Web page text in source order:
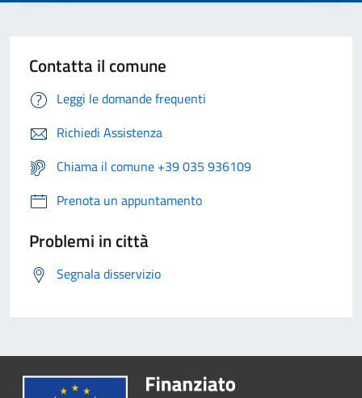
Contatta il comune
Leggi le domande frequenti
Richiedi Assistenza
Chiama il comune +39 035 936109
Prenota un appuntamento
Problemi in città
Segnala disservizio